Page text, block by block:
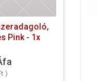
Pink - 1x
)